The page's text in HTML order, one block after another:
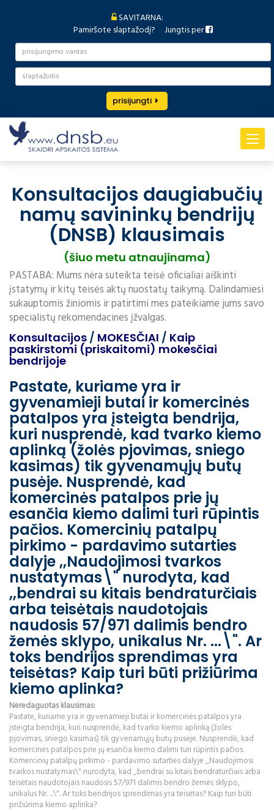
SAVITARNA:
Pamiršote slaptažodį?
Jungtis per
prisijungti
Toggle
Konsultacijos daugiabučių
namų savininkų bendrijų
(DNSB) klausimais
(šiuo metu atnaujinama)
PASTABA: Mums nėra suteikta teisė oficialiai aiškinti
įstatymų ir kitų teisės aktų nuostatų taikymą. Dalindamiesi
sukauptomis žiniomis ir patirtimi mes pateikiame jums savo
specialistų rekomendacines įžvalgas.
Konsultacijos / MOKESČIAI / Kaip
paskirstomi (priskaitomi) mokesčiai
bendrijoje
Pastate, kuriame yra ir
gyvenamieji butai ir komercinės
patalpos yra įsteigta bendrija,
kuri nusprendė, kad tvarko kiemo
aplinką (žolės pjovimas, sniego
kasimas) tik gyvenamųjų butų
pusėje. Nusprendė, kad
komercinės patalpos prie jų
esančia kiemo dalimi turi rūpintis
pačios. Komercinių patalpų
pirkimo - pardavimo sutarties
dalyje ,,Naudojimosi tvarkos
nustatymas\" nurodyta, kad
,,bendrai su kitais bendraturčiais
arba teisėtais naudotojais
naudosis 57/971 dalimis bendro
žemės sklypo, unikalus Nr. ...\". Ar
toks bendrijos sprendimas yra
teisėtas? Kaip turi būti prižiūrima
kiemo aplinka?
Neredaguotas klausimas:
Pastate, kuriame yra ir gyvenamieji butai ir komercinės patalpos yra
įsteigta bendrija, kuri nusprendė, kad tvarko kiemo aplinką (žolės
pjovimas, sniego kasimas) tik gyvenamųjų butų pusėje. Nusprendė, kad
komercinės patalpos prie jų esančia kiemo dalimi turi rūpintis pačios.
Komercinių patalpų pirkimo - pardavimo sutarties dalyje ,,Naudojimosi
tvarkos nustatymas\" nurodyta, kad ,,bendrai su kitais bendraturčiais arba
teisėtais naudotojais naudosis 57/971 dalimis bendro žemės sklypo,
unikalus Nr. ...\". Ar toks bendrijos sprendimas yra teisėtas? Kaip turi būti
prižiūrima kiemo aplinka?